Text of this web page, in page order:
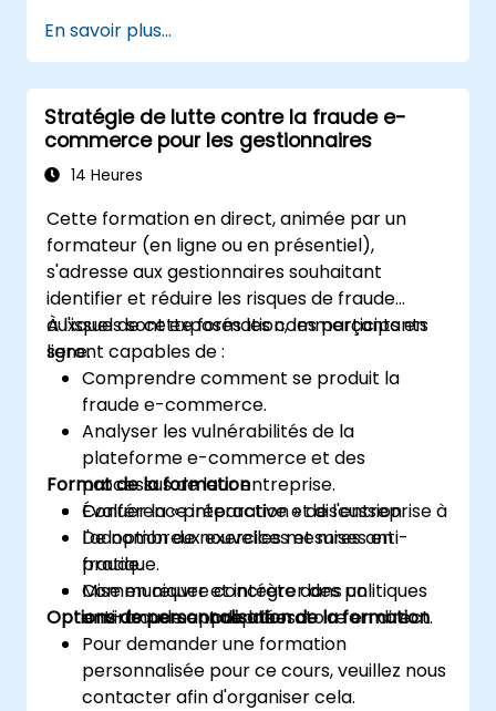
Réaliser des opérations avancées de
nettoyage, de tri et de filtrage des
données.
Effectuer des agrégations et analyser des
séries temporelles.
Visualiser les données à l'aide de
visualisation.
Débugger et optimiser leur code
d'analyse de données.
En savoir plus...
Stratégie de lutte contre la fraude e-
commerce pour les gestionnaires
14 Heures
Cette formation en direct, animée par un
formateur (en ligne ou en présentiel),
s'adresse aux gestionnaires souhaitant
identifier et réduire les risques de fraude
auxquels sont exposés les commerçants en
ligne.
À l'issue de cette formation, les participants
seront capables de :
Comprendre comment se produit la
fraude e-commerce.
Analyser les vulnérabilités de la
plateforme e-commerce et des
processus de leur entreprise.
Évaluer la « préparation » de l'entreprise à
l'adoption de nouvelles mesures anti-
fraude.
Communiquer et intégrer des politiques
anti-fraude appropriées.
Format de la formation
Conférence interactive et discussion.
De nombreux exercices et mises en
pratique.
Mise en œuvre concrète dans un
environnement de laboratoire en direct.
Options de personnalisation de la formation
Pour demander une formation
personnalisée pour ce cours, veuillez nous
contacter afin d'organiser cela.